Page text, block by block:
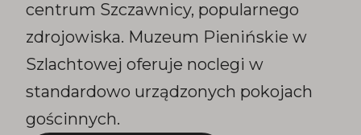
centrum Szczawnicy, popularnego
zdrojowiska. Muzeum Pienińskie w
Szlachtowej oferuje noclegi w
standardowo urządzonych pokojach
gościnnych.